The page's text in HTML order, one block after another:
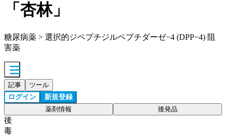
「杏林」
糖尿病薬 > 選択的ジペプチジルペプチダーゼ−4 (DPP−4) 阻
害薬
記事 ツール
ログイン 新規登録
薬剤情報 後発品
後
毒